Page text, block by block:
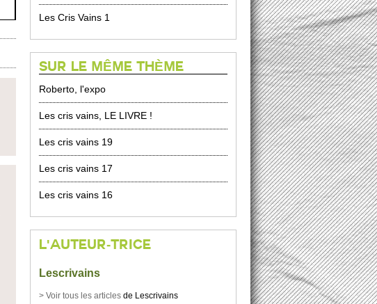
Les Cris Vains 1
SUR LE MÊME THÈME
Roberto, l'expo
Les cris vains, LE LIVRE !
Les cris vains 19
Les cris vains 17
Les cris vains 16
L'AUTEUR-TRICE
Lescrivains
> Voir tous les articles de Lescrivains